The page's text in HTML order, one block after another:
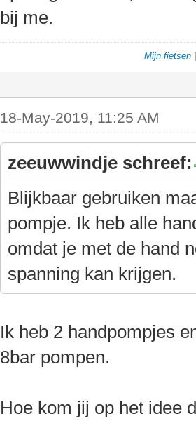
bij me.
Mijn fietsen
18-May-2019, 11:25 AM
zeeuwwindje schreef:
Blijkbaar gebruiken
pompje. Ik heb alle
omdat je met de hand
spanning kan krijgen.
Ik heb 2 handpompjes
8bar pompen.
Hoe kom jij op het idee